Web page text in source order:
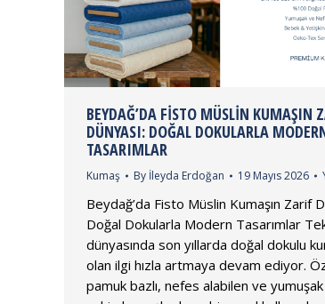
BEYDAĞ’DA FISTO MÜSLIN KUMAŞIN
DÜNYASI: DOĞAL DOKULARLA
TASARIMLAR
Kumaş By İleyda Erdoğan 19 Mayıs 2026
Beydağ’da Fisto Müslin Kumaşın Zarif
Doğal Dokularla Modern Tasarımlar
dünyasında son yıllarda doğal dokulu
olan ilgi hızla artmaya devam ediyor.
pamuk bazlı, nefes alabilen ve